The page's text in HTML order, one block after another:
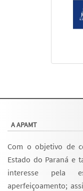
A APAMT
Com o objetivo de
Estado do Paraná e
interesse pela
aperfeiçoamento;